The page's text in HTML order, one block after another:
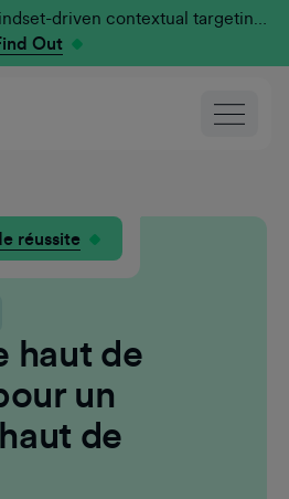
New Research: Does mindset-driven contextual targeting outperform traditional?
Out
réussite
haut de
un
de